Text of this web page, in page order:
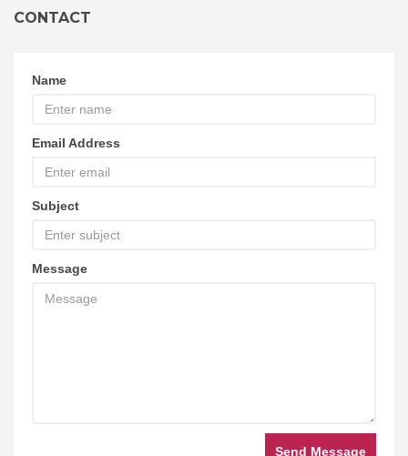
CONTACT
Name
Email Address
Subject
Message
Send Message